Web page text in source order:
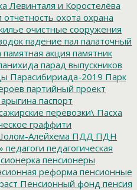
Левинталя и Коростелёва
отчетность охота охрана
очистные сооружения
падение пал палаточный
памятная акция памятник
парад выпускников
Парасибириада-2019 Парк
партийный проект
паспорт
перевозки\ Пасха
граффити
Алейхема ПДД ПДН
педагоги педагогическая
пенсионеры
реформа пенсионные
Пенсионный фонд пенсия